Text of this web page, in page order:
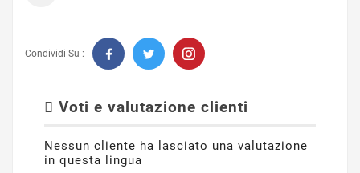
Condividi Su :
Voti e valutazione clienti
Nessun cliente ha lasciato una valutazione
in questa lingua